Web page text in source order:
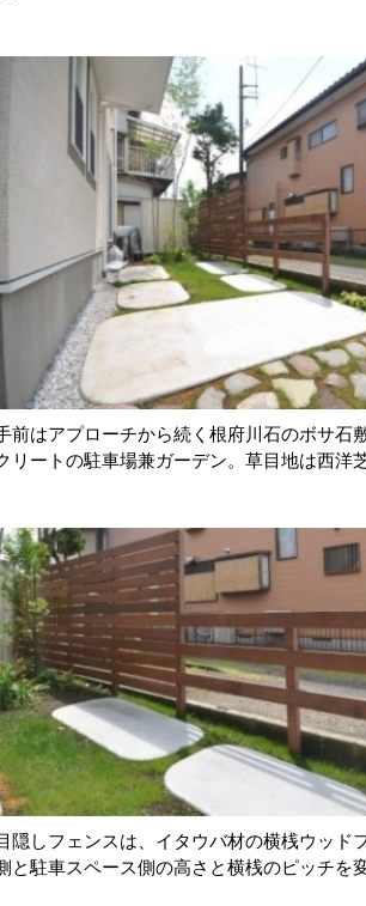
前はアプローチから続く根府川石のボサ石
リートの駐車場兼ガーデン。草目地は西洋芝
隠しフェンスは、イタウバ材の横桟ウッド
と駐車スペース側の高さと横桟のピッチを